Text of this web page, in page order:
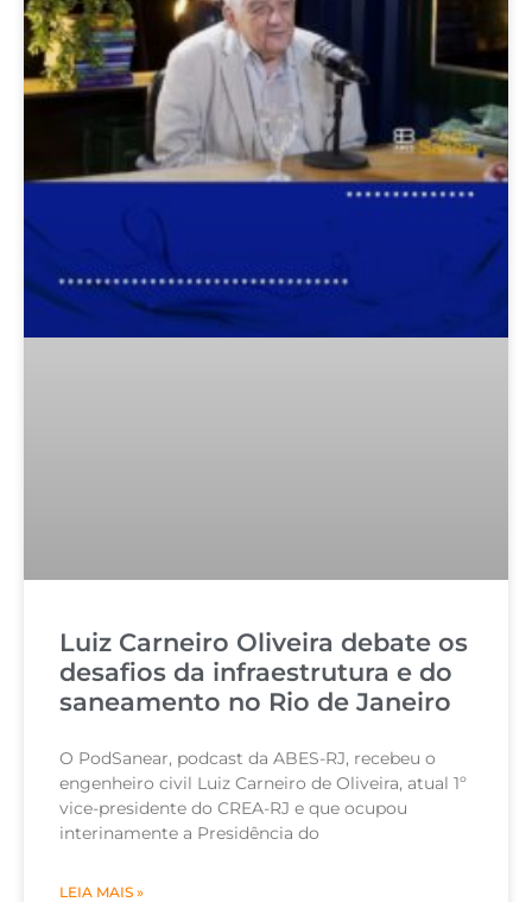
Luiz Carneiro Oliveira debate os
desafios da infraestrutura e do
saneamento no Rio de Janeiro
O PodSanear, podcast da ABES-RJ, recebeu o
engenheiro civil Luiz Carneiro de Oliveira, atual 1º
vice-presidente do CREA-RJ e que ocupou
interinamente a Presidência do
LEIA MAIS »